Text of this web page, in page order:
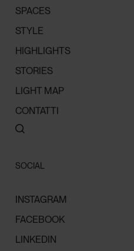
SPACES
STYLE
HIGHLIGHTS
STORIES
LIGHT MAP
CONTATTI
SOCIAL
INSTAGRAM
FACEBOOK
LINKEDIN